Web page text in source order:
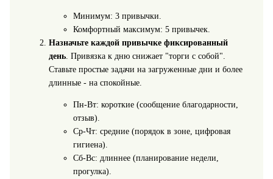
Минимум: 3 привычки.
Комфортный максимум: 5 привычек.
Назначьте каждой привычке фиксированный
день. Привязка к дню снижает "торги с собой".
Ставьте простые задачи на загруженные дни и более
длинные - на спокойные.
Пн-Вт: короткие (сообщение благодарности,
отзыв).
Ср-Чт: средние (порядок в зоне, цифровая
гигиена).
Сб-Вс: длиннее (планирование недели,
прогулка).